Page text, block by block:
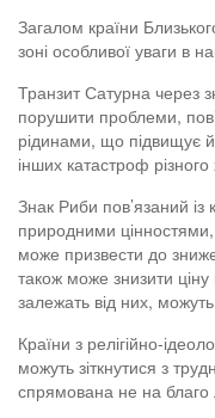
Загалом країни
зоні особливої уваги в
Транзит Сатурна через
порушити проблеми,
рідинами, що підвищує
інших катастроф
Знак Риби пов’язаний
природними
може призвести до
також може знизити ціну
залежать від них,
Країни з релігійно-
можуть зіткнутися з
спрямована не на благо